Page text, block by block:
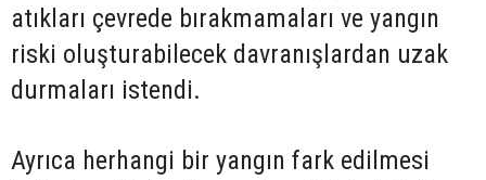
atıkları çevrede bırakmamaları ve yangın
riski oluşturabilecek davranışlardan uzak
durmaları istendi.
Ayrıca herhangi bir yangın fark edilmesi